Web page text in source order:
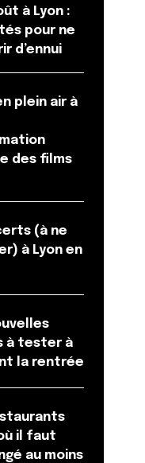
à Lyon :
pour ne
d’ennui
plein air à
des films
(à ne
à Lyon en
à tester à
la rentrée
il faut
au moins